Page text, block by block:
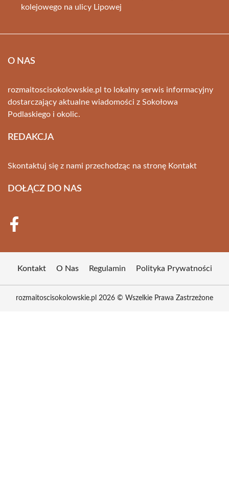
kolejowego na ulicy Lipowej
O NAS
rozmaitoscisokolowskie.pl to lokalny serwis informacyjny
dostarczający aktualne wiadomości z Sokołowa
Podlaskiego i okolic.
REDAKCJA
Skontaktuj się z nami przechodząc na stronę Kontakt
DOŁĄCZ DO NAS
Kontakt O Nas Regulamin Polityka Prywatności
rozmaitoscisokolowskie.pl 2026 © Wszelkie Prawa Zastrzeżone